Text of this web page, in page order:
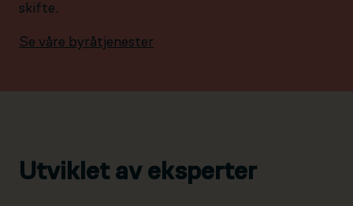
skifte.
Se våre byråtjenester
Utviklet av eksperter